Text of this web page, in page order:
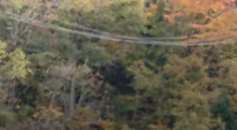
コ
ン
テ
ン
ツ